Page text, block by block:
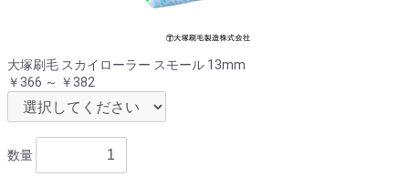
大塚刷毛 スカイローラー スモール 13mm
￥366 ～ ￥382
数量